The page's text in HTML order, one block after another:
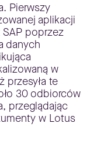
Pierwszy
aplikacji
poprzez
danych
w
przesyła te
30 odbiorców
przeglądając
w Lotus